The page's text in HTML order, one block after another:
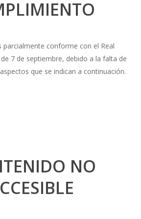
parcialmente conforme con el Real
7 de septiembre, debido a la falta de
que se indican a continuación.
NO